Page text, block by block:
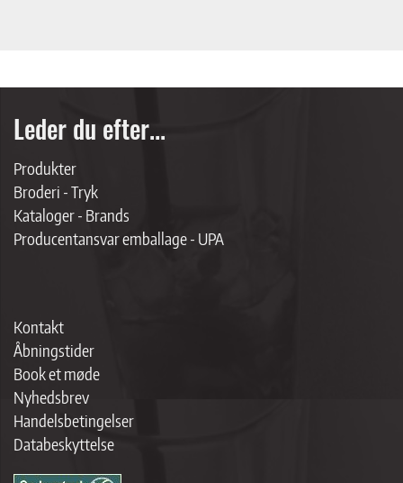
Leder du efter...
Produkter
Broderi - Tryk
Kataloger - Brands
Producentansvar emballage - UPA
Kontakt
Åbningstider
Book et møde
Nyhedsbrev
Handelsbetingelser
Databeskyttelse